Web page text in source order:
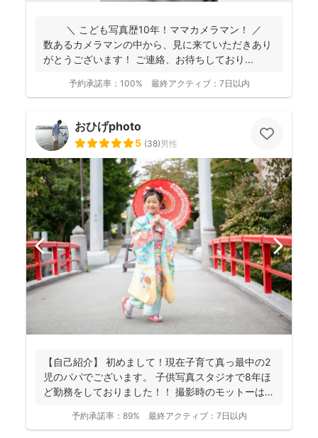
＼ こども写真歴10年！ママカメラマン！ ／
数あるカメラマンの中から、見に来ていただきあり
がとうございます！ ご連絡、お待ちしており...
予約承諾率： 100% 最終アクティブ： 7日以内
おひげphoto
5 (38)男性
【自己紹介】 初めまして！現在子育て真っ最中の2
児のパパでございます。 子供写真スタジオで8年ほ
ど勤務をしておりました！！ 撮影時のモットーは
予約承諾率： 89% 最終アクティブ： 7日以内